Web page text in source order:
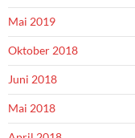
Mai 2019
Oktober 2018
Juni 2018
Mai 2018